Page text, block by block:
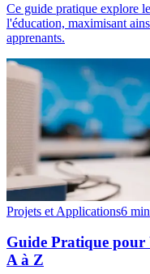
Ce guide pratique explore
l'éducation, maximisant
apprenants.
Projets et Applications6 min
Guide Pratique pour
A à Z